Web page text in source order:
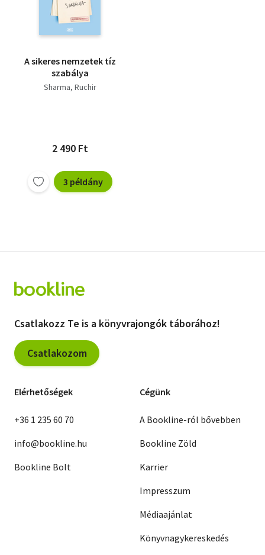
A sikeres nemzetek tíz
szabálya
Sharma, Ruchir
2 490 Ft
3 példány
Csatlakozz Te is a könyvrajongók táborához!
Csatlakozom
Elérhetőségek
+36 1 235 60 70
info@bookline.hu
Bookline Bolt
Cégünk
A Bookline-ról bővebben
Bookline Zöld
Karrier
Impresszum
Médiaajánlat
Könyvnagykereskedés